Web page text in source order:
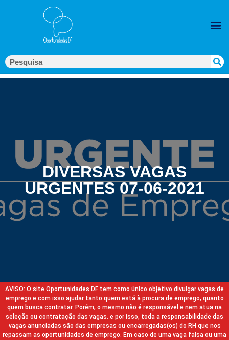
DIVERSAS VAGAS
URGENTES 07-06-2021
AVISO: O site Oportunidades DF tem como único objetivo divulgar vagas de
emprego e com isso ajudar tanto quem está à procura de emprego, quanto
quem busca contratar. Porém, o mesmo não é responsável e nem atua na
seleção ou contratação das vagas. e por isso, toda a responsabilidade das
vagas anunciadas são das empresas ou encarregadas(os) do RH que nos
repassam as oportunidades de emprego. Em caso de uma vaga falsa ou uma